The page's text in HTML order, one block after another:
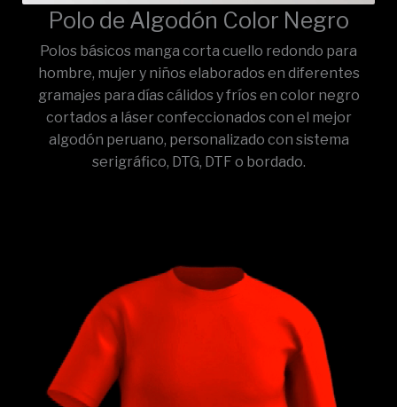
Polo de Algodón Color Negro
Polos básicos manga corta cuello redondo para
hombre, mujer y niños elaborados en diferentes
gramajes para días cálidos y fríos en color negro
cortados a láser confeccionados con el mejor
algodón peruano, personalizado con sistema
serigráfico, DTG, DTF o bordado.